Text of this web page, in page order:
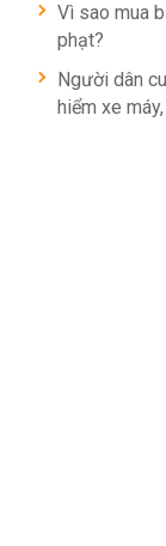
Vì sao mua
phạt?
Người dân
hiểm xe